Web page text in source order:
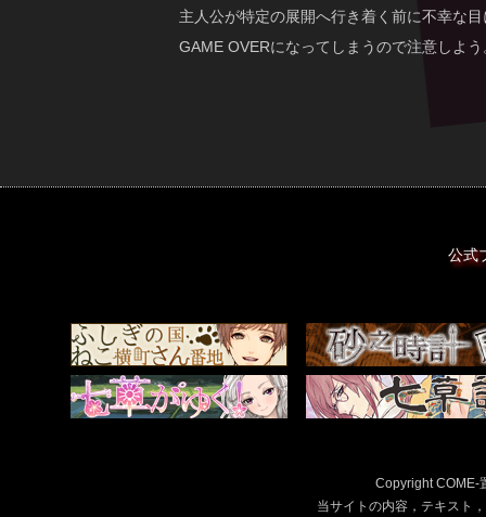
主人公が特定の展開へ行き着く前に不幸な
GAME OVERになってしまうので注意しよう
公式
Copyright COME-
当サイトの内容，テキスト